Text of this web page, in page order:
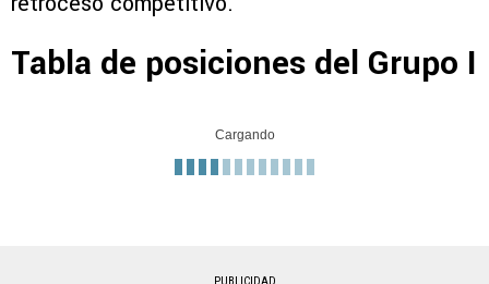
Tabla de posiciones del Grupo I
Cargando